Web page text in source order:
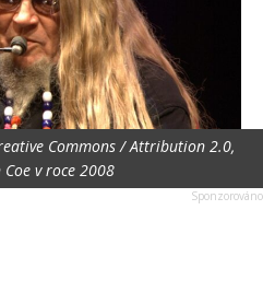
Commons / Attribution 2.0,
v roce 2008